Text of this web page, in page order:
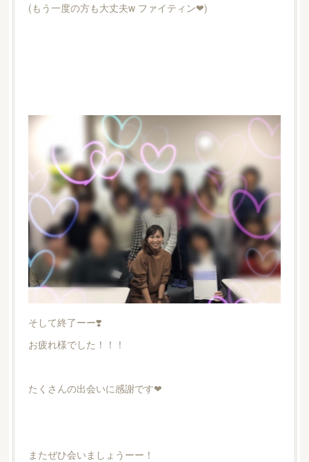
(もう一度の方も大丈夫w ファイティン❤︎)
そして終了ーー❣️
お疲れ様でした！！！
たくさんの出会いに感謝です❤︎
またぜひ会いましょうーー！